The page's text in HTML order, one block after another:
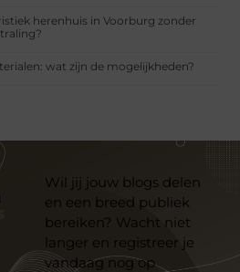
herenhuis in Voorburg zonder
wat zijn de mogelijkheden?
Wil jij jouw blogs delen
en een breed publiek
bereiken? Wacht niet
langer en registreer je
vandaag nog op